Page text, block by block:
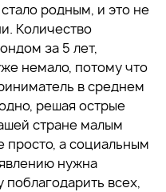
родным, и это не
Количество
за 5 лет,
немало, потому что
в среднем
решая острые
стране малым
а социальным
нужна
всех,